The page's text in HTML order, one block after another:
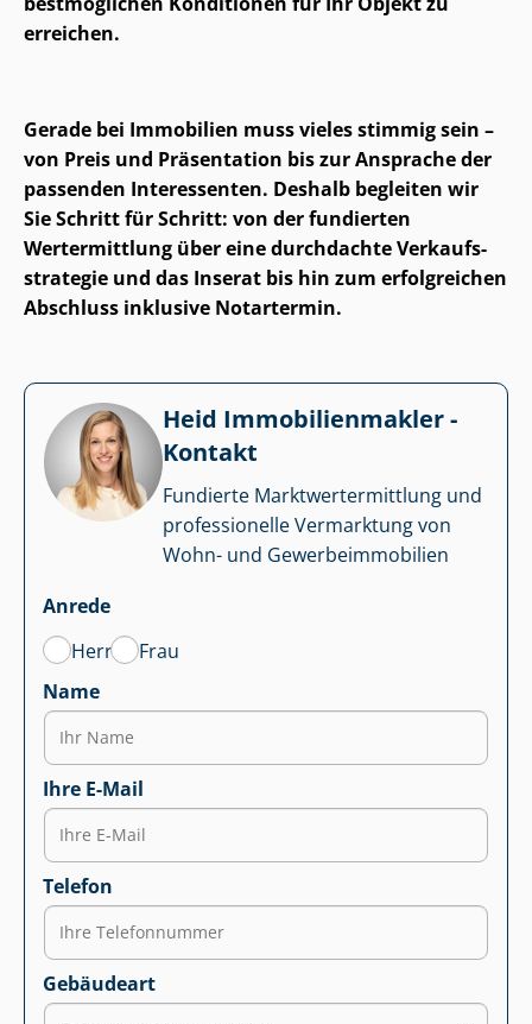
erreichen.
Gerade bei Immobilien muss vieles stimmig sein –
von Preis und Präsentation bis zur Ansprache der
passenden Interessenten. Deshalb begleiten wir
Sie Schritt für Schritt: von der fundierten
Wertermittlung über eine durchdachte Ver­kaufs­
stra­te­gie und das Inserat bis hin zum erfolgreichen
Abschluss inklusive Notartermin.
Heid Im­mo­bi­li­en­mak­ler -
Kontakt
Fundierte Markt­wert­ermitt­lung und
professionelle Vermarktung von
Wohn- und Ge­wer­be­im­mo­bi­li­en
Anrede
Herr
Frau
Name
Ihre E-Mail
Telefon
Gebäudeart